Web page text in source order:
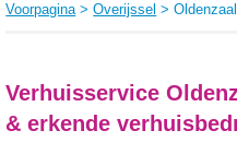
Voorpagina>Overijssel > Oldenzaal
Verhuisservice
& erkende